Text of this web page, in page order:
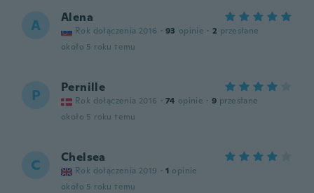
A Alena
Rok dołączenia 2016 · 93 opinie · 2 przesłane
około 5 roku temu
P Pernille
Rok dołączenia 2016 · 74 opinie · 9 przesłane
około 5 roku temu
C Chelsea
Rok dołączenia 2019 · 1 opinie
około 5 roku temu